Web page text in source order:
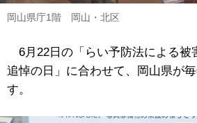
岡山県庁1階 岡山・北区
6月22日の「らい予防法による被
追悼の日」に合わせて、岡山県が
す。